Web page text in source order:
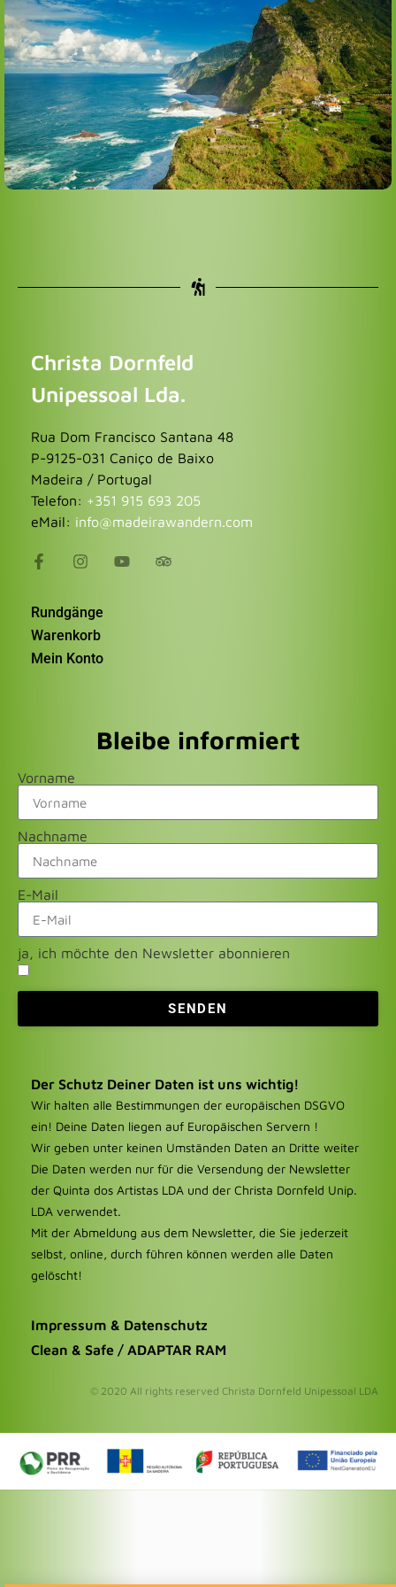
Hier findest du alle unsere Wocheprogramme
Christa Dornfeld
Unipessoal Lda.
Rua Dom Francisco Santana 48
P-9125-031 Caniço de Baixo
Madeira / Portugal
Telefon: +351 915 693 205
eMail: info@madeirawandern.com
Rundgänge
Warenkorb
Mein Konto
Bleibe informiert
Vorname
Nachname
E-Mail
ja, ich möchte den Newsletter abonnieren
SENDEN
Der Schutz Deiner Daten ist uns wichtig!
Wir halten alle Bestimmungen der europäischen DSGVO
ein! Deine Daten liegen auf Europäischen Servern !
Wir geben unter keinen Umständen Daten an Dritte weiter
Die Daten werden nur für die Versendung der Newsletter
der Quinta dos Artistas LDA und der Christa Dornfeld Unip.
LDA verwendet.
Mit der Abmeldung aus dem Newsletter, die Sie jederzeit
selbst, online, durch führen können werden alle Daten
gelöscht!
Impressum & Datenschutz
Clean & Safe / ADAPTAR RAM
© 2020 All rights reserved Christa Dornfeld Unipessoal LDA